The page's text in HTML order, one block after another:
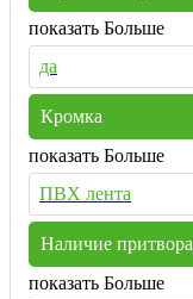
показать Больше
да
Кромка
показать Больше
ПВХ лента
Наличие притвора
показать Больше